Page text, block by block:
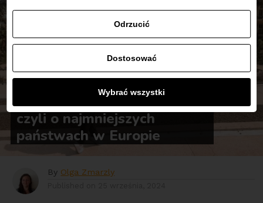
Małe, ciasne, ale własne,
czyli o najmniejszych
państwach w Europie
By Olga Zmarzly
Odrzucić
Dostosować
Wybrać wszystki